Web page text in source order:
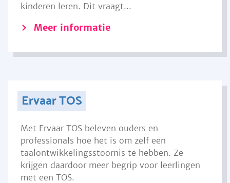
kinderen leren. Dit vraagt...
Meer informatie
Ervaar TOS
Met Ervaar TOS beleven ouders en
professionals hoe het is om zelf een
taalontwikkelingsstoornis te hebben. Ze
krijgen daardoor meer begrip voor leerlingen
met een TOS.